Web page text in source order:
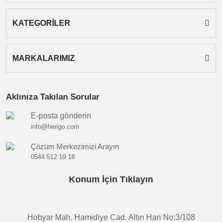
Gönder
KATEGORİLER
MARKALARIMIZ
Aklınıza Takılan Sorular
E-posta gönderin
info@herigo.com
Çözüm Merkezimizi Arayın
0544 512 19 18
Konum İçin Tıklayın
Hobyar Mah. Hamidiye Cad. Altın Han No:3/108